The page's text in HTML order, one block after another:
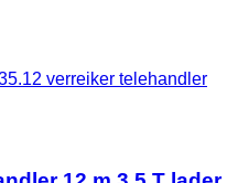
verreiker telehandler